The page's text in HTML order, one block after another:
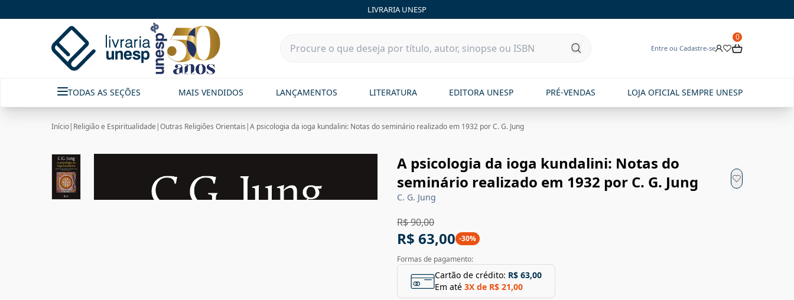
LIVRARIA UNESP
Entre ou Cadastre-se
0
TODAS AS SEÇÕES MAIS VENDIDOS LANÇAMENTOS LITERATURA EDITORA UNESP PRÉ-VENDAS LOJA OFICIAL SEMPRE UNESP
Início| Religião e Espiritualidade |Outras Religiões Orientais |A psicologia da ioga kundalini: Notas do seminário realizado em 1932 por C. G. Jung
A psicologia da ioga kundalini: Notas do
seminário realizado em 1932 por C. G. Jung
C. G. Jung
R$ 90,00
R$ 63,00 -30%
Formas de pagamento:
Cartão de crédito: R$ 63,00
Em até 3X de R$ 21,00